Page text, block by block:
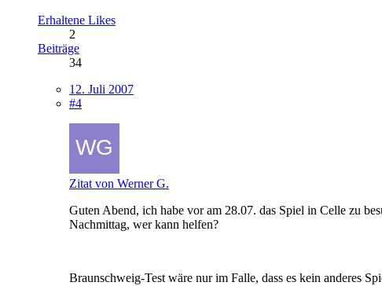
Erhaltene Likes
2
Beiträge
34
12. Juli 2007
#4
Zitat von Werner G.
Guten Abend, ich habe vor am 28.07. das Spiel in Celle zu
Nachmittag, wer kann helfen?
Braunschweig-Test wäre nur im Falle, dass es kein anderes